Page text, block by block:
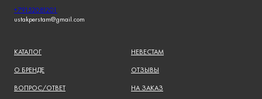
+79152081201
ustakperstam@gmail.com
КАТАЛОГ
О БРЕНДЕ
ВОПРОС/ОТВЕТ
НЕВЕСТАМ
ОТЗЫВЫ
НА ЗАКАЗ